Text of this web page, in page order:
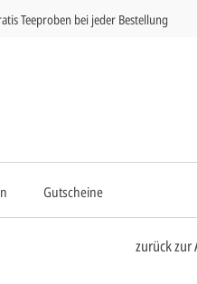
Teeproben bei jeder Bestellung
Gutscheine
zurück